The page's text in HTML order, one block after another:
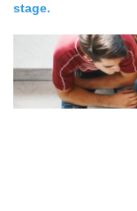
stage.